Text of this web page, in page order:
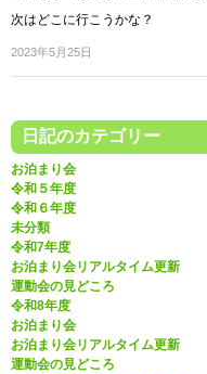
次はどこに行こうかな？
2023年5月25日
日記のカテゴリー
お泊まり会
令和５年度
令和６年度
未分類
令和7年度
お泊まり会リアルタイム更新
運動会の見どころ
令和8年度
お泊まり会
お泊まり会リアルタイム更新
運動会の見どころ